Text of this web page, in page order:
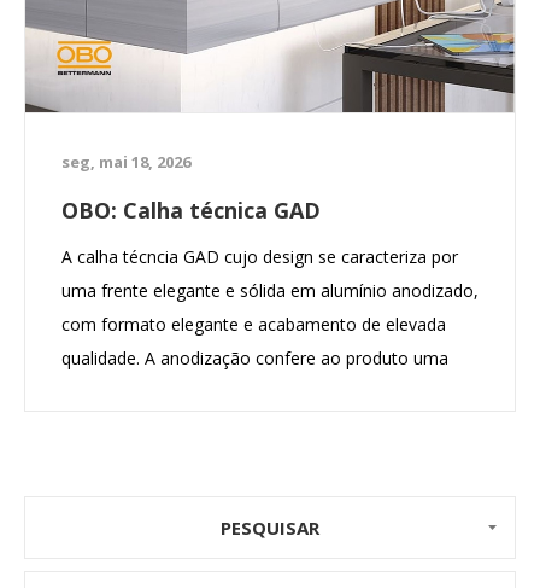
seg, mai 18, 2026
OBO: Calha técnica GAD
A calha técncia GAD cujo design se caracteriza por
uma frente elegante e sólida em alumínio anodizado,
com formato elegante e acabamento de elevada
qualidade. A anodização confere ao produto uma
PESQUISAR